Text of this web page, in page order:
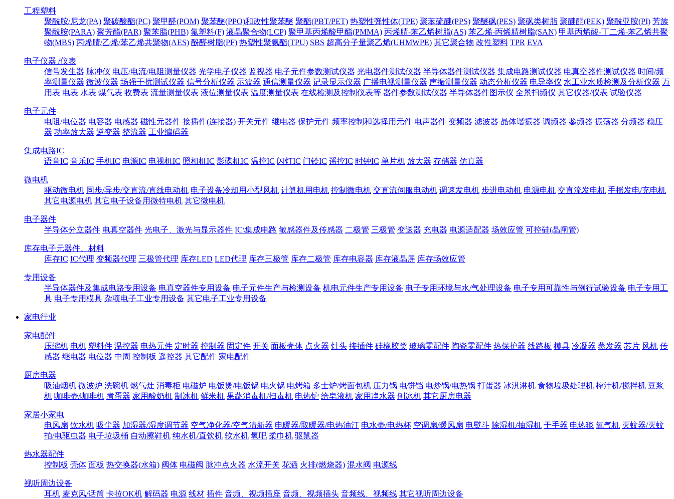
工程塑料
聚酰胺/尼龙(PA) 聚碳酸酯(PC) 聚甲醛(POM) 聚苯醚(PPO)和改性聚苯醚 聚酯(PBT/PET) 热塑性弹性体(TPE) 聚苯硫醚(PPS) 聚醚砜(PES) 聚砜类树脂 聚醚酮(PEK) 聚酰亚胺(PI) 芳族
聚酰胺(PARA) 聚芳酯(PAR) 聚苯脂(PHB) 氟塑料(F) 液晶聚合物(LCP) 聚甲基丙烯酸甲酯(PMMA) 丙烯腈-苯乙烯树脂(AS) 苯乙烯-丙烯腈树脂(SAN) 甲基丙烯酸-丁二烯-苯乙烯共聚
物(MBS) 丙烯腈/乙烯/苯乙烯共聚物(AES) 酚醛树脂(PF) 热塑性聚氨酯(TPU) SBS 超高分子量聚乙烯(UHMWPE) 其它聚合物 改性塑料 TPR EVA
电子仪器 /仪表
信号发生器 脉冲仪 电压/电流/电阻测量仪器 光学电子仪器 监视器 电子元件参数测试仪器 光电器件测试仪器 半导体器件测试仪器 集成电路测试仪器 电真空器件测试仪器 时间/频
率测量仪器 微波仪器 场强干扰测试仪器 信号分析仪器 示波器 通信测量仪器 记录显示仪器 广播电视测量仪器 声振测量仪器 动态分析仪器 电导率仪 水工业水质检测及分析仪器 万
用表 电表 水表 煤气表 收费表 流量测量仪表 液位测量仪表 温度测量仪表 在线检测及控制仪表等 器件参数测试仪器 半导体器件图示仪 全景扫频仪 其它仪器/仪表 试验仪器
电子元件
电阻/电位器 电容器 电感器 磁性元器件 接插件(连接器) 开关元件 继电器 保护元件 频率控制和选择用元件 电声器件 变频器 滤波器 晶体谐振器 调频器 鉴频器 振荡器 分频器 稳压
器 功率放大器 逆变器 整流器 工业编码器
集成电路IC
语音IC 音乐IC 手机IC 电源IC 电视机IC 照相机IC 影碟机IC 温控IC 闪灯IC 门铃IC 遥控IC 时钟IC 单片机 放大器 存储器 仿真器
微电机
驱动微电机 同步/异步/交直流/直线电动机 电子设备冷却用小型风机 计算机用电机 控制微电机 交直流伺服电动机 调速发电机 步进电动机 电源电机 交直流发电机 手摇发电/充电机
其它电源电机 其它电子设备用微特电机 其它微电机
电子器件
半导体分立器件 电真空器件 光电子、激光与显示器件 IC\集成电路 敏感器件及传感器 二极管 三极管 变送器 充电器 电源适配器 场效应管 可控硅(晶闸管)
库存电子元器件、材料
库存IC IC代理 变频器代理 三极管代理 库存LED LED代理 库存三极管 库存二极管 库存电容器 库存液晶屏 库存场效应管
专用设备
半导体器件及集成电路专用设备 电真空器件专用设备 电子元件生产与检测设备 机电元件生产专用设备 电子专用环境与水/气处理设备 电子专用可靠性与例行试验设备 电子专用工
具 电子专用模具 杂项电子工业专用设备 其它电子工业专用设备
家电行业
家电配件
压缩机 电机 塑料件 温控器 电热元件 定时器 控制器 固定件 开关 面板壳体 点火器 灶头 接插件 硅橡胶类 玻璃零配件 陶瓷零配件 热保护器 线路板 模具 冷凝器 蒸发器 芯片 风机 传
感器 继电器 电位器 中周 控制板 遥控器 其它配件 家电配件
厨房电器
吸油烟机 微波炉 洗碗机 燃气灶 消毒柜 电磁炉 电饭煲/电饭锅 电火锅 电烤箱 多士炉/烤面包机 压力锅 电饼铛 电炒锅/电热锅 打蛋器 冰淇淋机 食物垃圾处理机 榨汁机/搅拌机 豆浆
机 咖啡壶/咖啡机 煮蛋器 家用酸奶机 制冰机 鲜米机 果蔬消毒机/扫毒机 电热炉 给皂液机 家用净水器 刨冰机 其它厨房电器
家居小家电
电风扇 饮水机 吸尘器 加湿器/湿度调节器 空气净化器/空气清新器 电暖器/取暖器/电热油汀 电水壶/电热杯 空调扇/暖风扇 电熨斗 除湿机/抽湿机 干手器 电热毯 氧气机 灭蚊器/灭蚊
拍/电驱虫器 电子垃圾桶 自动擦鞋机 纯水机/直饮机 软水机 氧吧 柔巾机 驱鼠器
热水器配件
控制板 壳体 面板 热交换器(水箱) 阀体 电磁阀 脉冲点火器 水流开关 花洒 火排(燃烧器) 混水阀 电源线
视听周边设备
耳机 麦克风/话筒 卡拉OK机 解码器 电源 线材 插件 音频、视频插座 音频、视频插头 音频线、视频线 其它视听周边设备